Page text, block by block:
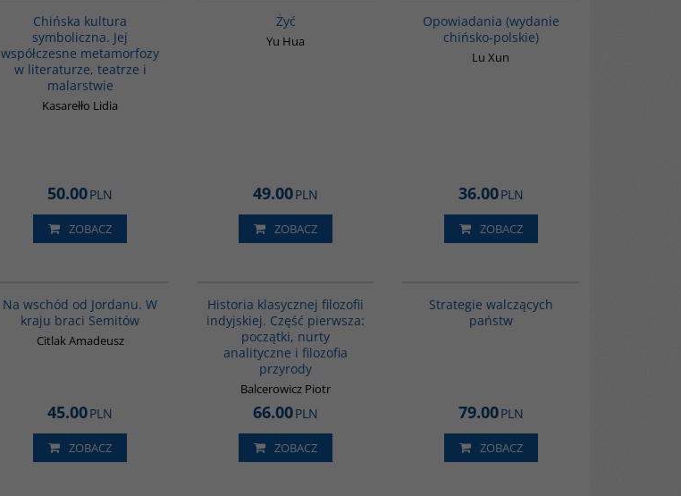
Chińska kultura
symboliczna. Jej
współczesne metamorfozy
w literaturze, teatrze i
malarstwie
Kasarełło Lidia
50.00PLN
ZOBACZ
Żyć
Yu Hua
49.00PLN
ZOBACZ
Opowiadania (wydanie
chińsko-polskie)
Lu Xun
36.00PLN
ZOBACZ
Na wschód od Jordanu. W
kraju braci Semitów
Citlak Amadeusz
45.00PLN
ZOBACZ
Historia klasycznej filozofii
indyjskiej. Część pierwsza:
początki, nurty
analityczne i filozofia
przyrody
Balcerowicz Piotr
66.00PLN
ZOBACZ
Strategie walczących
państw
79.00PLN
ZOBACZ